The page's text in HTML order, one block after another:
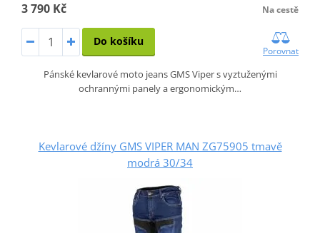
3 790 Kč Na cestě
Do košíku
Porovnat
Pánské kevlarové moto jeans GMS Viper s vyztuženými
ochrannými panely a ergonomickým…
Kevlarové džíny GMS VIPER MAN ZG75905 tmavě
modrá 30/34